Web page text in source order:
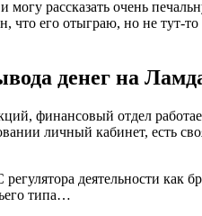
могу рассказать очень
что его отыграю, но не тут-
денег на
финансовый отдел
личный кабинет, есть
деятельности как
типа…